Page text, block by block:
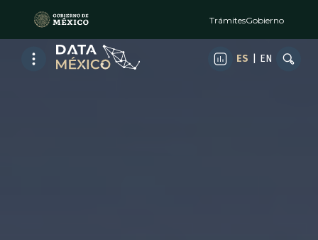
TrámitesGobierno
ES EN